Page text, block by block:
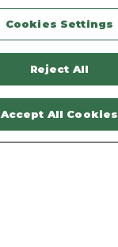
Legal Notice
Sitemap
Contactez-nous
Cookies Settings
Reject All
Accept All Cookies